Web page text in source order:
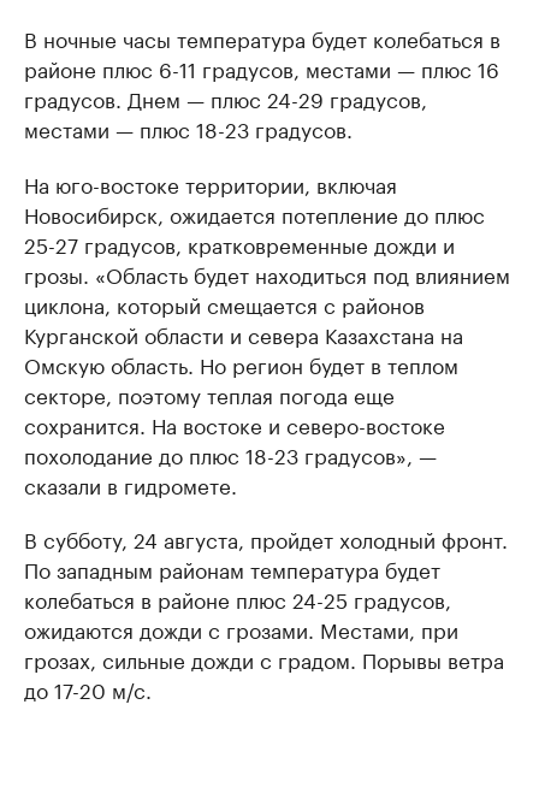
В ночные часы температура будет колебаться в
районе плюс 6-11 градусов, местами — плюс 16
градусов. Днем — плюс 24-29 градусов,
местами — плюс 18-23 градусов.
На юго-востоке территории, включая
Новосибирск, ожидается потепление до плюс
25-27 градусов, кратковременные дожди и
грозы. «Область будет находиться под влиянием
циклона, который смещается с районов
Курганской области и севера Казахстана на
Омскую область. Но регион будет в теплом
секторе, поэтому теплая погода еще
сохранится. На востоке и северо-востоке
похолодание до плюс 18-23 градусов», —
сказали в гидромете.
В субботу, 24 августа, пройдет холодный фронт.
По западным районам температура будет
колебаться в районе плюс 24-25 градусов,
ожидаются дожди с грозами. Местами, при
грозах, сильные дожди с градом. Порывы ветра
до 17-20 м/с.